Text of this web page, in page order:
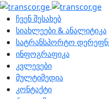
ჩვენ შესახებ
სიახლეები & ანალიტიკა
სატრანსპორტო
ინფოგრაფიკა
კვლევები
მულტიმედია
კონტაქტი